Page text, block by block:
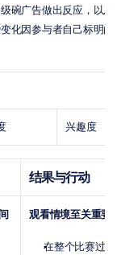
碗广告做出反应，以及
化因参与者自己标明的
兴趣度
结果与行动
观看情境至关重要。
在整个比赛过程